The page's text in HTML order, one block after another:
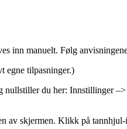
inn manuelt. Følg
egne tilpasninger.)
nullstiller du her: Innstillinger
av skjermen. Klikk på